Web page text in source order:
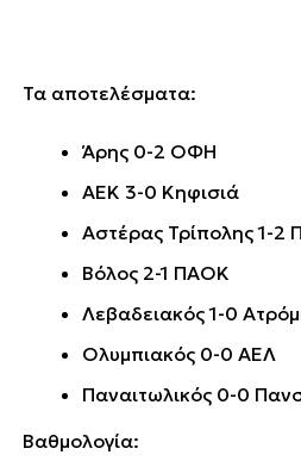
Τα αποτελέσματα:
Άρης 0-2 ΟΦΗ
ΑΕΚ 3-0 Κηφισιά
Αστέρας Τρίπολης 1-2
Βόλος 2-1 ΠΑΟΚ
Λεβαδειακός 1-0
Ολυμπιακός 0-0 ΑΕΛ
Παναιτωλικός 0-0
Βαθμολογία: